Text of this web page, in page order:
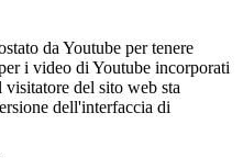
da Youtube per tenere
i video di Youtube incorporati
del sito web sta
dell'interfaccia di